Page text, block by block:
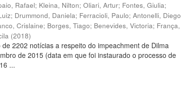
Rafael; Kleina, Nilton;Oliari, Artur; Fontes, Giulia;
; Drummond, Daniela; Ferracioli, Paulo;Antonelli, Diego
Crislaine; Borges, Tiago; Benevides, Victoria; França,
(2018)
2202 notícias a respeito do impeachment de Dilma
de 2015 (data em que foi instaurado o processo de
...